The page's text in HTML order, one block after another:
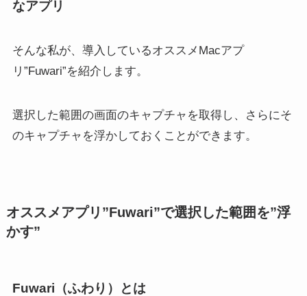
なアプリ
そんな私が、導入しているオススメMacアプ
リ”Fuwari”を紹介します。
選択した範囲の画面のキャプチャを取得し、さらにそ
のキャプチャを浮かしておくことができます。
オススメアプリ”Fuwari”で選択した範囲を”浮
かす”
Fuwari（ふわり）とは